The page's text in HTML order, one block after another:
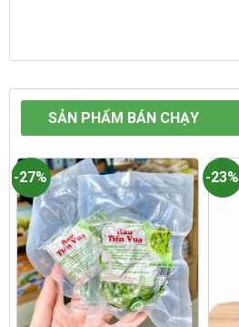
SẢN PHẨM BÁN CHẠY
-27% -23%